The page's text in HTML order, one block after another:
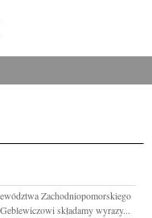
Zachodniopomorskiego
składamy wyrazy...